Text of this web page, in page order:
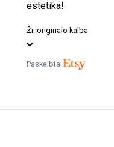
estetika!
Žr. originalo kalba
Paskelbta